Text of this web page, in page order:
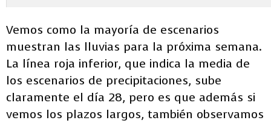
Vemos como la mayoría de escenarios
muestran las lluvias para la próxima semana.
La línea roja inferior, que indica la media de
los escenarios de precipitaciones, sube
claramente el día 28, pero es que además si
vemos los plazos largos, también observamos